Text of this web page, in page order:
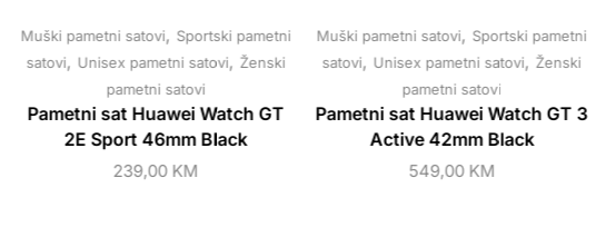
Muški pametni satovi, Sportski pametni
satovi, Unisex pametni satovi, Ženski
pametni satovi
Pametni sat Huawei Watch GT
2E Sport 46mm Black
239,00 KM
Muški pametni satovi,Sportski pametni
satovi,Unisex pametni satovi,Ženski
pametni satovi
Pametni sat Huawei Watch GT 3
Active 42mm Black
549,00 KM